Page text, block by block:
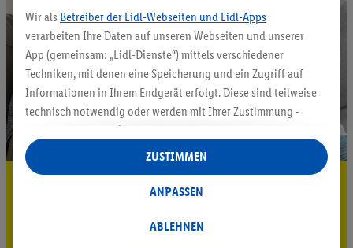
5.95 € Versand sparen³²ᵃ
Wir als Betreiber der Lidl-Webseiten und Lidl-Apps
verarbeiten Ihre Daten auf unseren Webseiten und unserer
App (gemeinsam: „Lidl-Dienste“) mittels verschiedener
Techniken, mit denen eine Speicherung und ein Zugriff auf
Informationen in Ihrem Endgerät erfolgt. Diese sind teilweise
technisch notwendig oder werden mit Ihrer Zustimmung -
auch durch Partner (u.a.
Verantwortliche; im Zusammenhang mit dem IAB TCF
insgesamt
Statistik-Erstellung oder für personalisierte Werbung
Datenverarbeitungen für personalisierte Werbung werden
ABLEHNEN
ANPASSEN
ZUSTIMMEN